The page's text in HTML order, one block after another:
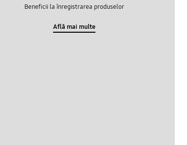
Beneficii la înregistrarea produselor
Află mai multe